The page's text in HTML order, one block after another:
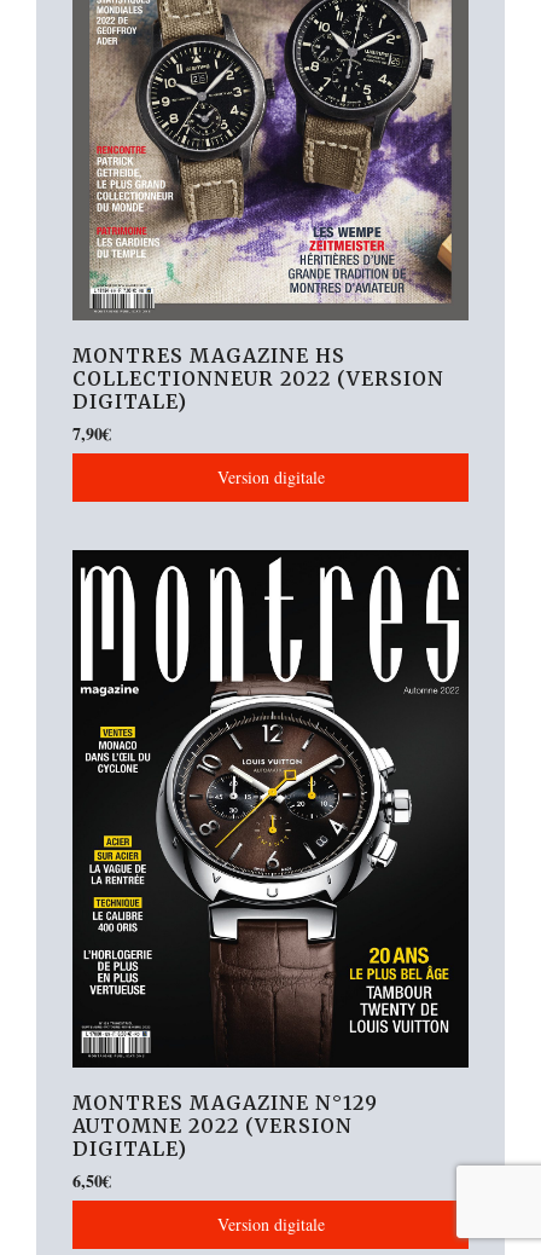
MONTRES MAGAZINE HS
COLLECTIONNEUR 2022 (VERSION
DIGITALE)
7,90€
MONTRES MAGAZINE N°129
AUTOMNE 2022 (VERSION
DIGITALE)
6,50€